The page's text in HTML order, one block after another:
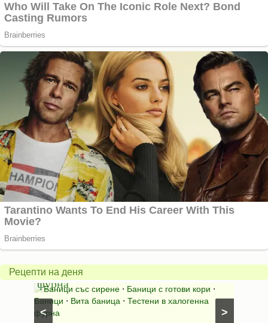
Рецепти на деня
>
<
Вита
баница
в
халогенна
фурна
Баници със сирене ⋅ Баници с готови кори ⋅
Баници ⋅ Вита баница ⋅ Тестени в халогенна
фурна
за